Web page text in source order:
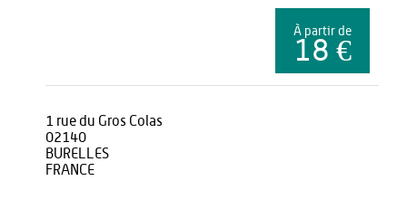
À partir de
18 €
1 rue du Gros Colas
02140
BURELLES
FRANCE